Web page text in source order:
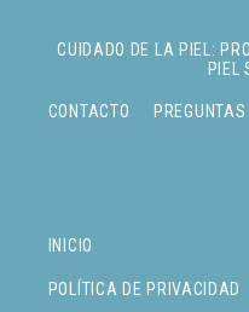
INICIO
POLÍTICA DE PRIVACIDAD
CUIDADO DE LA PIEL:
PIEL
CONTACTO